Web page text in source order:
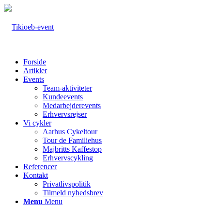
Forside
Artikler
Events
Team-aktiviteter
Kundeevents
Medarbejderevents
Erhvervsrejser
Vi cykler
Aarhus Cykeltour
Tour de Familiehus
Majbritts Kaffestop
Erhvervscykling
Referencer
Kontakt
Privatlivspolitik
Tilmeld nyhedsbrev
Menu Menu